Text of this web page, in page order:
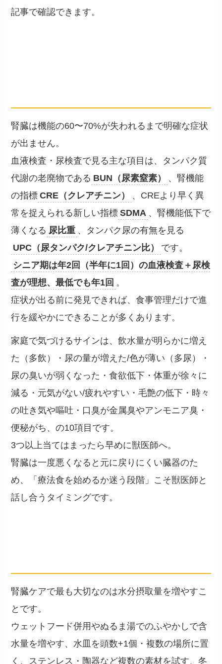
記事で確認できます。
腎臓は機能の60〜70%が失われるまで明確な症状
が出ません。
血液検査・尿検査で見る主な項目は、タンパク質
代謝の老廃物である BUN（尿素窒素）
、腎機能
の指標 CRE（クレアチニン）
、CREより早く異
常を捉えられる新しい指標 SDMA 、腎機能低下で
薄くなる 尿比重 、タンパク尿の有無を見る
UPC（尿タンパク/クレアチニン比）
です。
シニア期は年2回（半年に1回）の血液検査＋尿検
査が理想、最低でも年1回 。
症状が出る前に発見できれば、食事管理だけで進
行を緩やかにできることが多くあります。
家庭で気づけるサインは、飲水量が明らかに増え
た（多飲）・尿の量が増えた/色が薄い（多尿）・
尿の臭いが弱くなった・食欲低下・体重が徐々に
減る・元気がない/疲れやすい・毛艶の低下・時々
の吐き気や嘔吐・口臭が金属臭やアンモニア臭・
便秘がち、の10項目です。
3つ以上当てはまったら早めに獣医師へ。
腎臓は一度悪くなると元に戻りにくい臓器のた
め、「療法食を始めるか迷う段階」こそ獣医師と
話し合うタイミングです。
腎臓ケアで最も大切なのは水分摂取量を増やすこ
とです。
ウェットフード併用やぬるま湯でのふやかしで含
水量を増やす、水皿を頭数+1個・複数の場所に置
く、ステンレス・陶器など複数の素材を試す、冬